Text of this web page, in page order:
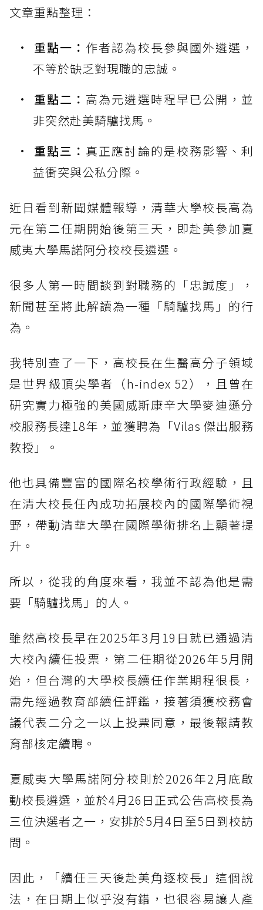
文章重點整理：
重點一： 作者認為校長參與國外遴選，
不等於缺乏對現職的忠誠。
重點二： 高為元遴選時程早已公開，並
非突然赴美騎驢找馬。
重點三： 真正應討論的是校務影響、利
益衝突與公私分際。
近日看到新聞媒體報導，清華大學校長高為
元在第二任期開始後第三天，即赴美參加夏
威夷大學馬諾阿分校校長遴選。
很多人第一時間談到對職務的「忠誠度」，
新聞甚至將此解讀為一種「騎驢找馬」的行
為。
我特別查了一下，高校長在生醫高分子領域
是世界級頂尖學者（h-index 52），且曾在
研究實力極強的美國威斯康辛大學麥迪遜分
校服務長達18年，並獲聘為「Vilas 傑出服務
教授」。
他也具備豐富的國際名校學術行政經驗，且
在清大校長任內成功拓展校內的國際學術視
野，帶動清華大學在國際學術排名上顯著提
升。
所以，從我的角度來看，我並不認為他是需
要「騎驢找馬」的人。
雖然高校長早在2025年3月19日就已通過清
大校內續任投票，第二任期從2026年5月開
始，但台灣的大學校長續任作業期程很長，
需先經過教育部續任評鑑，接著須獲校務會
議代表二分之一以上投票同意，最後報請教
育部核定續聘。
夏威夷大學馬諾阿分校則於2026年2月底啟
動校長遴選，並於4月26日正式公告高校長為
三位決選者之一，安排於5月4日至5日到校訪
問。
因此，「續任三天後赴美角逐校長」這個說
法，在日期上似乎沒有錯，也很容易讓人產